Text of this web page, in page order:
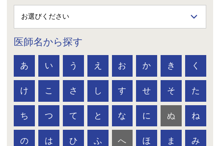
医師名から探す
あ い う え お か き く
け こ さ し す せ そ た
ち つ て と な に ぬ ね
の は ひ ふ へ ほ ま み